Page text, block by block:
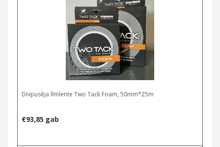
Divpusēja līmlente Two Tack Foam, 50mm*25m
€93,85 gab